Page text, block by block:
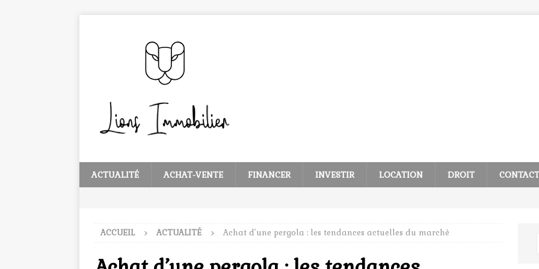
ACTUALITÉ ACHAT-VENTE FINANCER INVESTIR LOCATION DROIT CONTACT
ACCUEIL ACTUALITÉ Achat d’une pergola : les tendances actuelles du marché